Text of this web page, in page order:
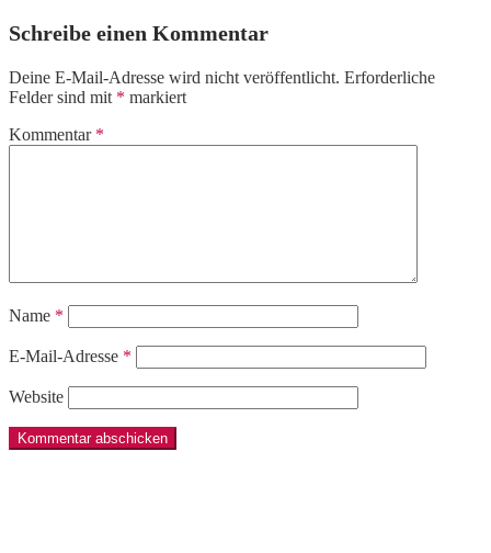
Schreibe einen Kommentar
Deine E-Mail-Adresse wird nicht veröffentlicht. Erforderliche
Felder sind mit * markiert
Kommentar *
Name *
E-Mail-Adresse *
Website